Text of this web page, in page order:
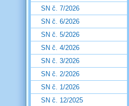
SN č. 7/2026
SN č. 6/2026
SN č. 5/2026
SN č. 4/2026
SN č. 3/2026
SN č. 2/2026
SN č. 1/2026
SN č. 12/2025